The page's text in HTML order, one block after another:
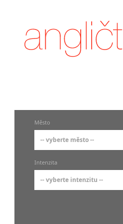
Město
-- vyberte město --
-- vyberte město --
pražské městské části
Intenzita
-- vyberte intenzitu --